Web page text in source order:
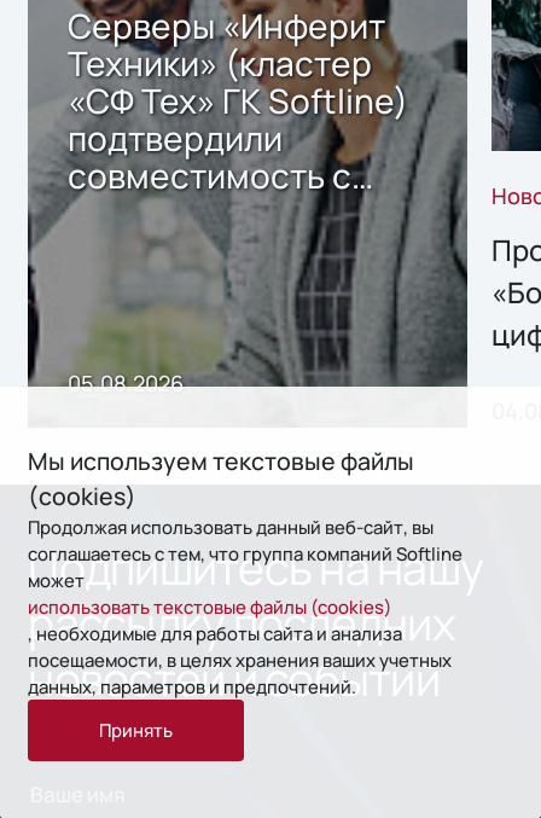
Серверы «Инферит
Техники» (кластер
«СФ Тех» ГК Softline)
подтвердили
совместимость с
решением Sharx
Storage 2.x для
хранения данных
05.08.2026
Подпишитесь на нашу
рассылку последних
новостей и событий
Мы используем текстовые файлы
(cookies)
Продолжая использовать данный веб-сайт, вы
соглашаетесь с тем, что группа компаний Softline
может
использовать текстовые файлы (cookies)
, необходимые для работы сайта и анализа
посещаемости, в целях хранения ваших учетных
данных, параметров и предпочтений.
Принять